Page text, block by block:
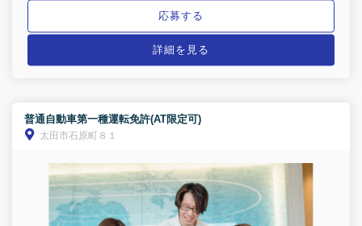
応募する
詳細を見る
普通自動車第一種運転免許(AT限定可)
太田市石原町８１